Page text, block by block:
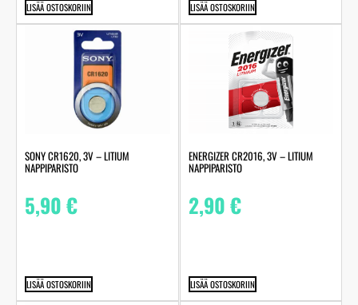
LISÄÄ OSTOSKORIIN LISÄÄ OSTOSKORIIN
SONY CR1620, 3V – LITIUM
NAPPIPARISTO
5,90€
LISÄÄ OSTOSKORIIN
ENERGIZER CR2016, 3V – LITIUM
NAPPIPARISTO
2,90€
LISÄÄ OSTOSKORIIN